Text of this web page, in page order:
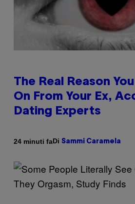
The Real Reason
On From Your Ex,
Dating Experts
24 minuti faDi Sammi Caramela